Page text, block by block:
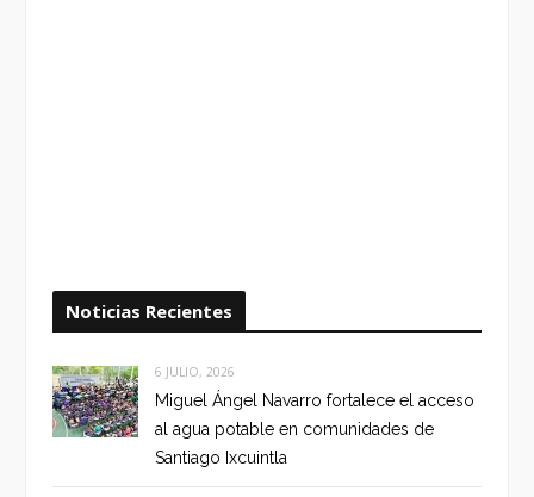
Noticias Recientes
6 JULIO, 2026
Miguel Ángel Navarro fortalece el acceso
al agua potable en comunidades de
Santiago Ixcuintla